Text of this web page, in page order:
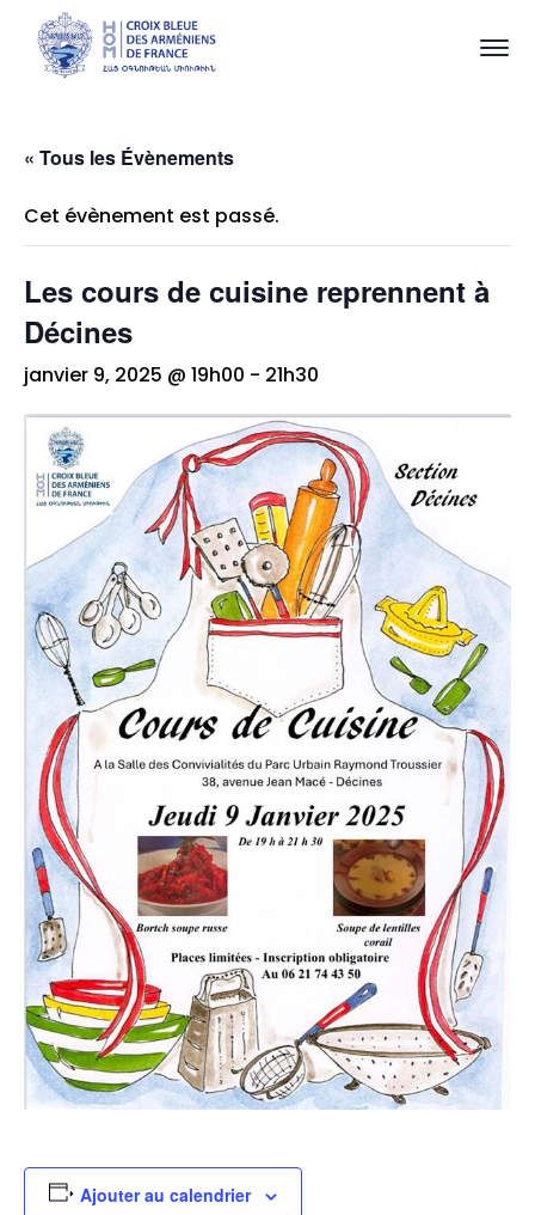
« Tous les Évènements
Cet évènement est passé.
Les cours de cuisine reprennent à
Décines
janvier 9, 2025 @ 19h00 - 21h30
Ajouter au calendrier